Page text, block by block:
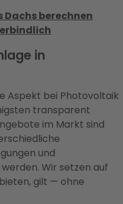
berechnen
in
Aspekt bei Photovoltaik
transparent
im Markt sind
und
Wir setzen auf
gilt — ohne